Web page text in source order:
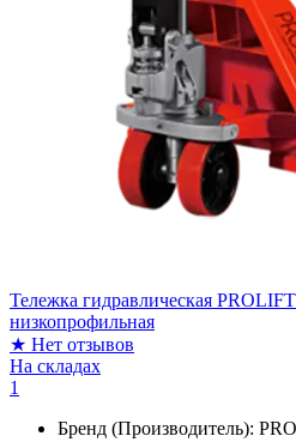
Тележка гидравлическая
низкопрофильная
★ Нет отзывов
На складах
1
Бренд (Производитель):